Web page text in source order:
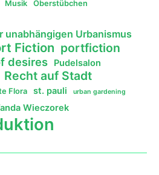
Musik Oberstübchen
unabhängigen Urbanismus
Fiction portfiction
desires Pudelsalon
Recht auf Stadt
Flora st. pauli urban gardening
Wieczorek